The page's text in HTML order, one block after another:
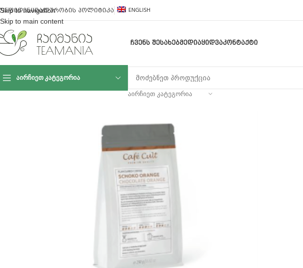
Skip to navigation
Skip to main content
პოლიტიკა ENGLISH
ᲩᲕᲔᲜᲡ ᲨᲔᲡᲐᲮᲔᲑᲛᲔᲓᲘᲐᲧᲘᲓᲕᲐᲙᲝᲜᲢᲐᲥᲢᲘ
ᲐᲘᲠᲩᲘᲔᲗ ᲙᲐᲢᲔᲒᲝᲠᲘᲐ
ᲐᲘᲠᲩᲘᲔᲗ ᲙᲐᲢᲔᲒᲝᲠᲘᲐ